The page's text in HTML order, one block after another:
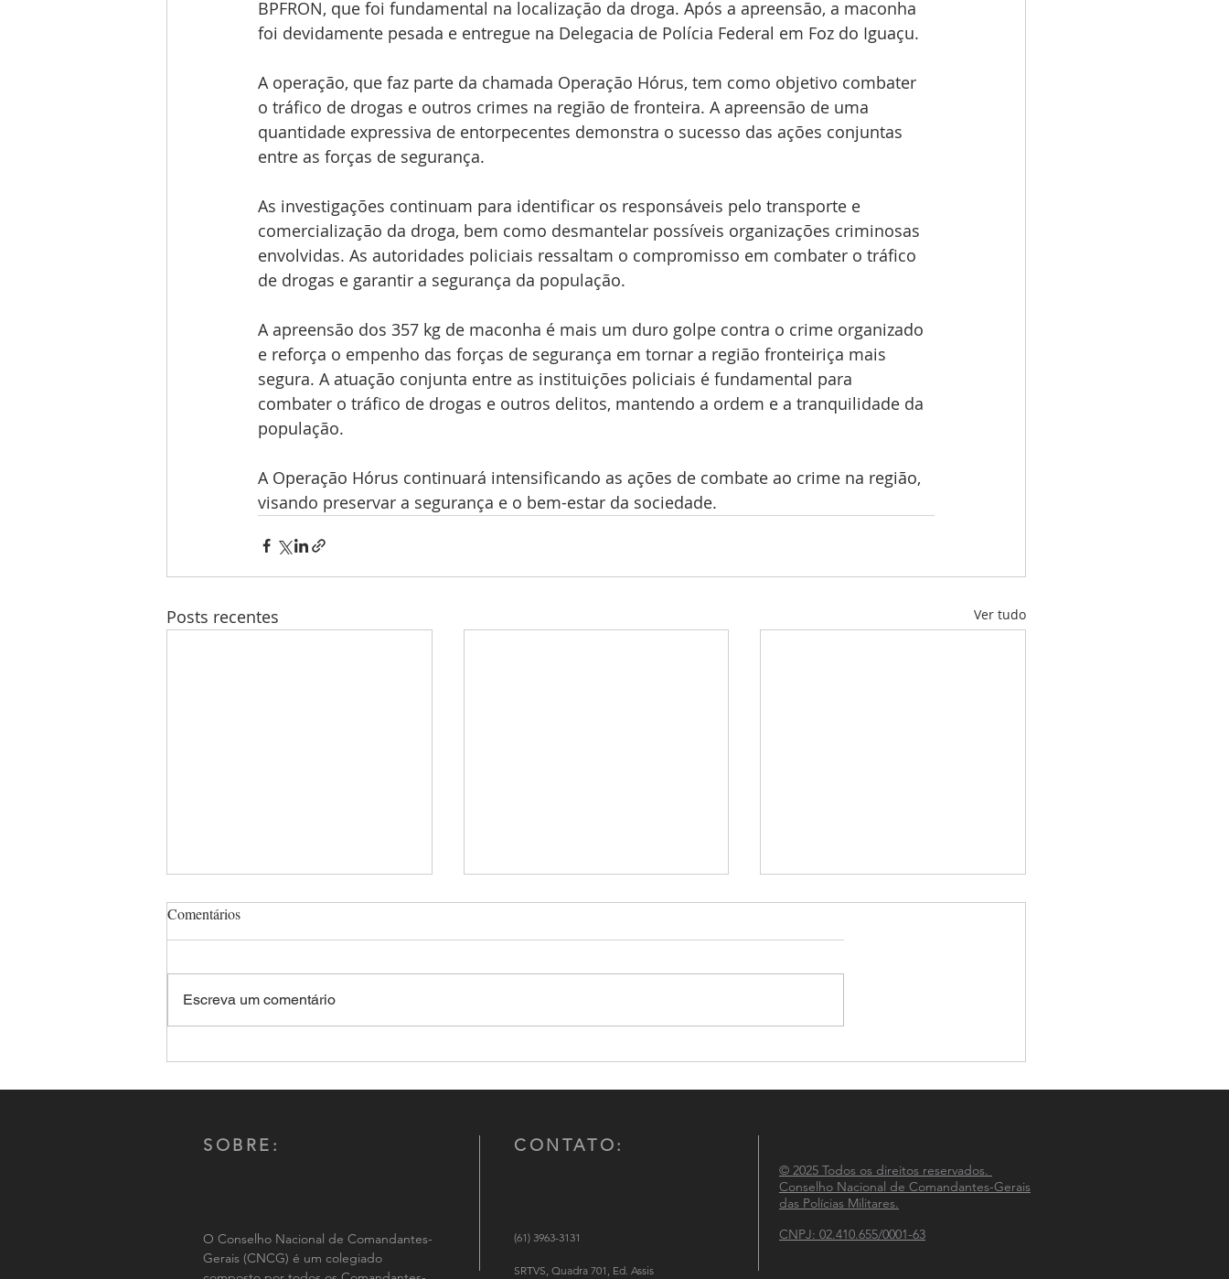
BPFRON, que foi fundamental na localização da droga. Após a apreensão, a maconha
foi devidamente pesada e entregue na Delegacia de Polícia Federal em Foz do Iguaçu.
A operação, que faz parte da chamada Operação Hórus, tem como objetivo combater
o tráfico de drogas e outros crimes na região de fronteira. A apreensão de uma
quantidade expressiva de entorpecentes demonstra o sucesso das ações conjuntas
entre as forças de segurança.
As investigações continuam para identificar os responsáveis pelo transporte e
comercialização da droga, bem como desmantelar possíveis organizações criminosas
envolvidas. As autoridades policiais ressaltam o compromisso em combater o tráfico
de drogas e garantir a segurança da população.
A apreensão dos 357 kg de maconha é mais um duro golpe contra o crime organizado
e reforça o empenho das forças de segurança em tornar a região fronteiriça mais
segura. A atuação conjunta entre as instituições policiais é fundamental para
combater o tráfico de drogas e outros delitos, mantendo a ordem e a tranquilidade da
população.
A Operação Hórus continuará intensificando as ações de combate ao crime na região,
visando preservar a segurança e o bem-estar da sociedade.
Posts recentes Ver tudo
Ministério da Justiça e
Comentários
Escreva um comentário
SOBRE:
O Conselho Nacional de Comandantes-
Gerais (CNCG) é um colegiado
CONTATO:
(61) 3963-3131
SRTVS, Quadra 701, Ed. Assis
© 2025 Todos os direitos reservados.
Conselho Nacional de Comandantes-Gerais
das Polícias Militares.
CNPJ: 02.410.655/0001-63